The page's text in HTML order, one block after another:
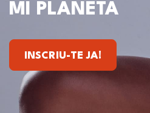
MI PLANETA
INSCRIU-TE JA!